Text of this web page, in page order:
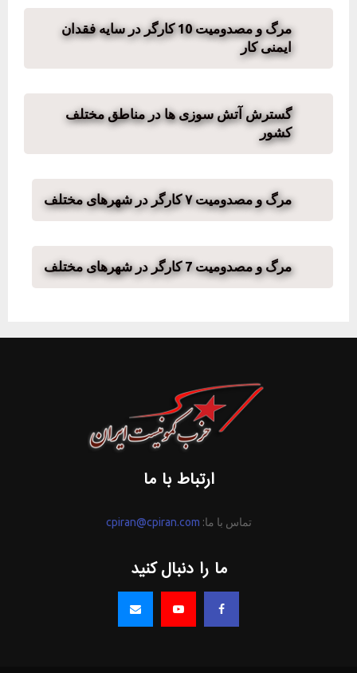
مرگ و مصدومیت 10 کارگر در سایه فقدان
ایمنی کار
گسترش آتش سوزی ها در مناطق مختلف
کشور
مرگ و مصدومیت ۷ کارگر در شهرهای مختلف
مرگ و مصدومیت 7 کارگر در شهرهای مختلف
ارتباط با ما
تماس با ما: cpiran@cpiran.com
ما را دنبال کنید